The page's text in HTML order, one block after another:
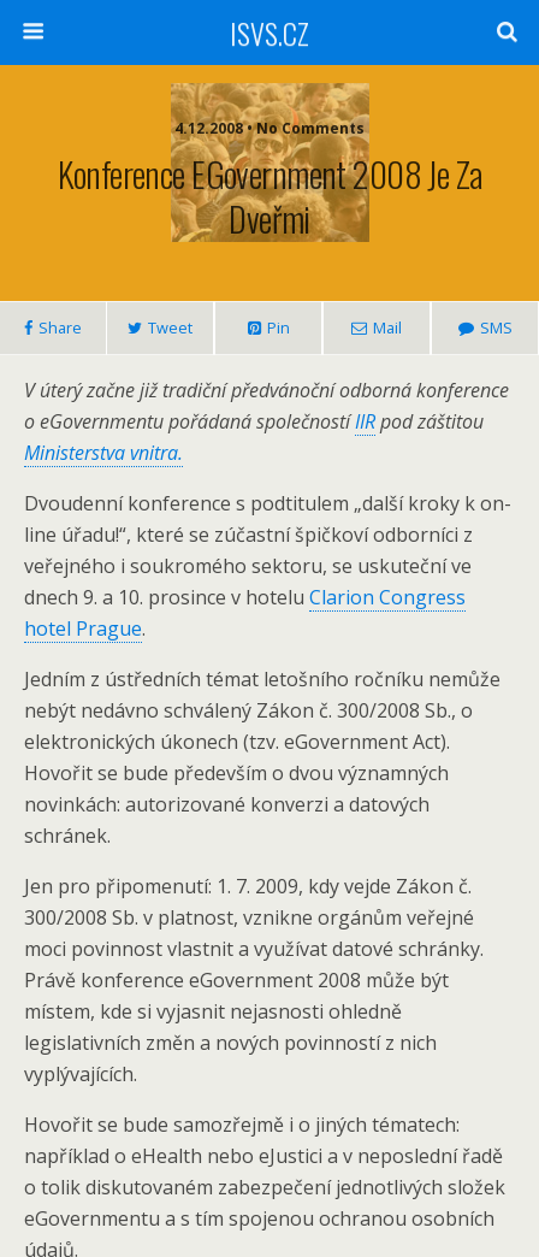
ISVS.CZ
4.12.2008 • No Comments
Konference EGovernment 2008 Je Za
Dveřmi
Share Tweet Pin Mail SMS
V úterý začne již tradiční předvánoční odborná konference
o eGovernmentu pořádaná společnostíIIRpod záštitou
Ministerstva vnitra.
Dvoudenní konference s podtitulem „další kroky k on-
line úřadu!“, které se zúčastní špičkoví odborníci z
veřejného i soukromého sektoru, se uskuteční ve
dnech 9. a 10. prosince v hotelu Clarion Congress
hotel Prague.
Jedním z ústředních témat letošního ročníku nemůže
nebýt nedávno schválený Zákon č. 300/2008 Sb., o
elektronických úkonech (tzv. eGovernment Act).
Hovořit se bude především o dvou významných
novinkách: autorizované konverzi a datových
schránek.
Jen pro připomenutí: 1. 7. 2009, kdy vejde Zákon č.
300/2008 Sb. v platnost, vznikne orgánům veřejné
moci povinnost vlastnit a využívat datové schránky.
Právě konference eGovernment 2008 může být
místem, kde si vyjasnit nejasnosti ohledně
legislativních změn a nových povinností z nich
vyplývajících.
Hovořit se bude samozřejmě i o jiných tématech:
například o eHealth nebo eJustici a v neposlední řadě
o tolik diskutovaném zabezpečení jednotlivých složek
eGovernmentu a s tím spojenou ochranou osobních
údajů.